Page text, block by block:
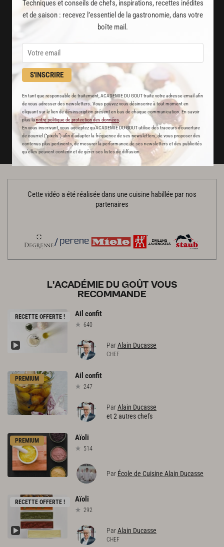
Techniques et conseils de chefs, inspirations, recettes inédites
et de saison : recevez l’essentiel de la gastronomie, dans votre
boîte mail.
S'INSCRIRE
En tant que responsable de traitement, ACADEMIE DU GOUT traite votre adresse email afin
de vous adresser des newsletters. Vous pouvez vous désinscrire à tout moment en
cliquant sur le lien de désinscription présent en bas de chaque communication. En savoir
plus lanotre politique de protection des données
En vous inscrivant, vous acceptez qu'ACADEMIE DU GOUT utilise des traceurs d’ouverture
de courriel (“pixels”) afin d’adapter la fréquence de ses newsletters, de vous proposer des
contenus plus pertinents, de mesurer la performance de ses newsletters et des publicités
qu’elles peuvent contenir et de gérer ses listes de diffusion.
vidéos de recettes
et techniques de cuisine et pâtisserie
Des nouveautés
disponibles chaque semaine
Stop pub
un service garanti sans publicité
JE M'ABONNE
DÉJÀ ABONNÉ(E) ? JE ME CONNECTE
Cette vidéo a été réalisée dans une cuisine habillée par nos
partenaires
L'ACADÉMIE DU GOÛT VOUS
RECOMMANDE
RECETTE OFFERTE ! Ail confit
640
ParAlain Ducasse
CHEF
PREMIUM Ail confit
247
ParAlain Ducasse
et 2 autres chefs
PREMIUM Aïoli
514
Par École de Cuisine Alain Ducasse
RECETTE OFFERTE ! Aïoli
292
ParAlain Ducasse
CHEF